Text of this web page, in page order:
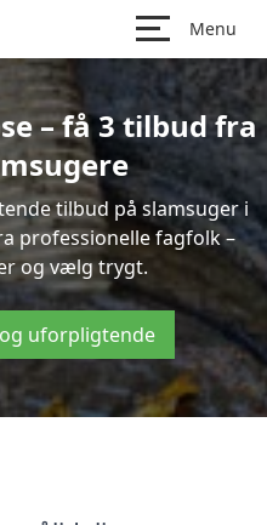
Menu
– få 3 tilbud fra
tilbud på slamsuger i
professionelle fagfolk –
og vælg trygt.
uforpligtende